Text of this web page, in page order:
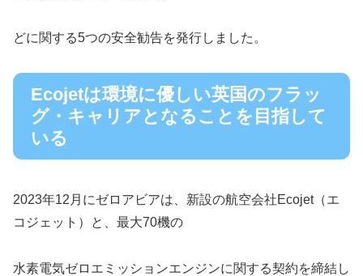
どに関する5つの安全勧告を発行しました。
Ecojetは環境に優しい英国のフラッ
グ・キャリアとなることを目指して
いる
2023年12月にゼロアビアは、新設の航空会社Ecojet（エ
コジェット）と、最大70機の
水素電気ゼロエミッションエンジンに関する契約を締結し